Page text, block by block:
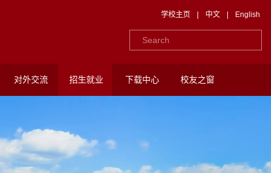
学校主页 | 中文 | English
对外交流 招生就业 下载中心 校友之窗